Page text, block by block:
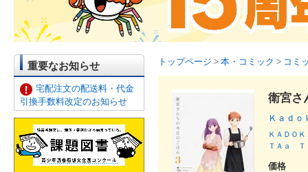
重要なお知らせ
宅配注文の配送料・代金
引換手数料改定のお知らせ
トップページ > 本・コミック > コミ
衛宮さ
Ｋａｄ
ＫＡＤＯＫ
ＴＡａ
価格